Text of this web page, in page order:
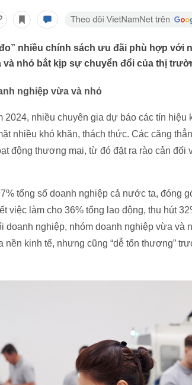
đo” nhiều chính sách ưu đãi phù hợp
và nhỏ bắt kịp sự chuyển đổi của thị
nghiệp vừa và nhỏ
2024, nhiều chuyên gia dự báo các tín hiệu
nhiều khó khăn, thách thức. Các căng
động thương mại, từ đó đặt ra rào cản
tổng số doanh nghiệp cả nước ta, đóng
việc làm cho 36% tổng lao động, thu hút
doanh nghiệp, nhóm doanh nghiệp vừa và
nền kinh tế, nhưng cũng “dễ tổn thương”